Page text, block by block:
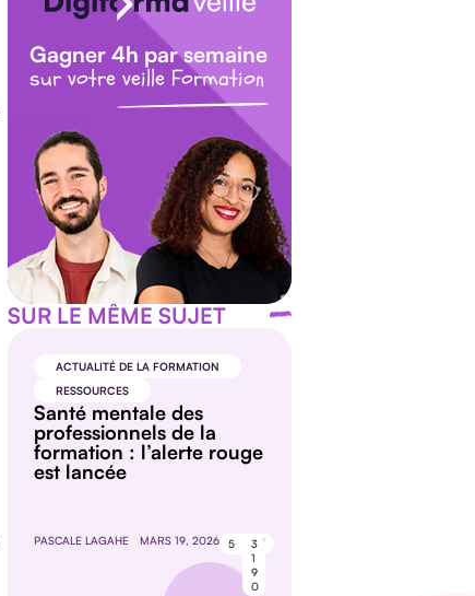
Gagner 4h par semaine
sur votre veille Formation
SUR LE MÊME SUJET
ACTUALITÉ DE LA FORMATION
RESSOURCES
Santé mentale des
professionnels de la
formation : l’alerte rouge
est lancée
PASCALE LAGAHE MARS 19, 2026 5
3
1
9
0